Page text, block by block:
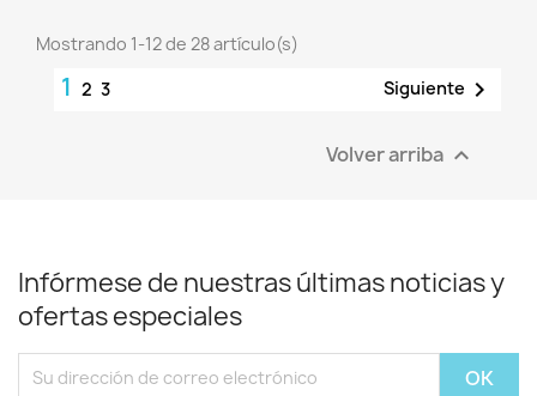
Mostrando 1-12 de 28 artículo(s)
1 2 3 Siguiente 
Volver arriba 
Infórmese de nuestras últimas noticias y
ofertas especiales